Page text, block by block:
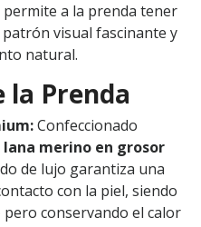
a la prenda tener
visual fascinante y
natural.
la Prenda
Confeccionado
lana merino en grosor
de lujo garantiza una
con la piel, siendo
conservando el calor